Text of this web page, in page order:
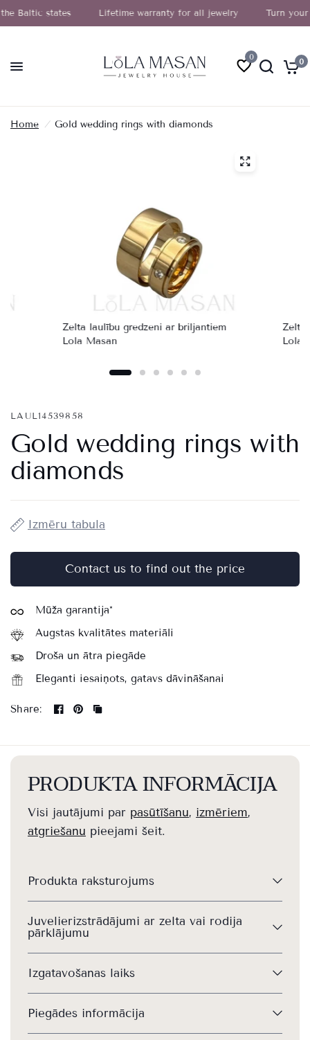
states Lifetime warranty for all jewelry Turn your
0 0
Home / Gold wedding rings with diamonds
Zelta laulību gredzeni ar briljantiem
Lola Masan
Zelta
Lola
LAUL14539858
Gold wedding rings with
diamonds
Izmēru tabula
Contact us to find out the price
Available to order (waiting time up to 4 weeks)
Mūža garantija*
Augstas kvalitātes materiāli
Droša un ātra piegāde
Eleganti iesaiņots, gatavs dāvināšanai
Share:
PRODUKTA INFORMĀCIJA
Visi jautājumi par pasūtīšanu, izmēriem,
atgriešanu pieejami šeit.
Produkta raksturojums
Juvelierizstrādājumi ar zelta vai rodija
pārklājumu
Izgatavošanas laiks
Piegādes informācija